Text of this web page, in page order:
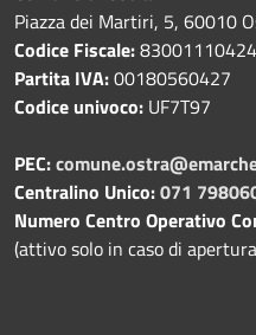
Piazza dei Martiri, 5, 60010
Codice Fiscale:83001110424
Partita IVA:00180560427
Codice univoco: UF7T97
PEC:
Centralino Unico:071
Numero Centro Operativo
(attivo solo in caso di